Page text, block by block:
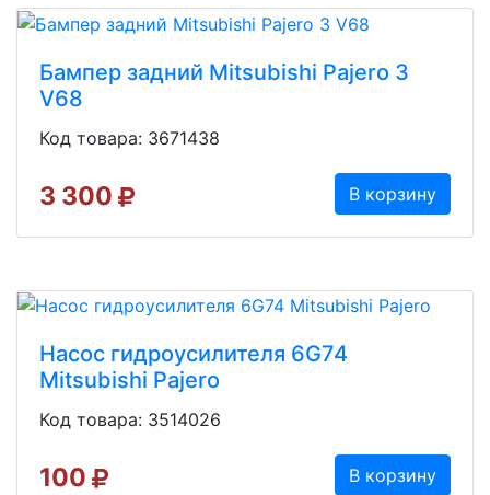
Бампер задний Mitsubishi Pajero 3
V68
Код товара: 3671438
3 300 В корзину
Насос гидроусилителя 6G74
Mitsubishi Pajero
Код товара: 3514026
100 В корзину